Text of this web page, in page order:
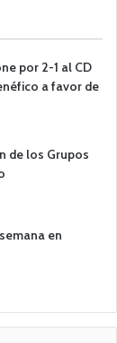
por 2-1 al CD
a favor de
de los Grupos
en